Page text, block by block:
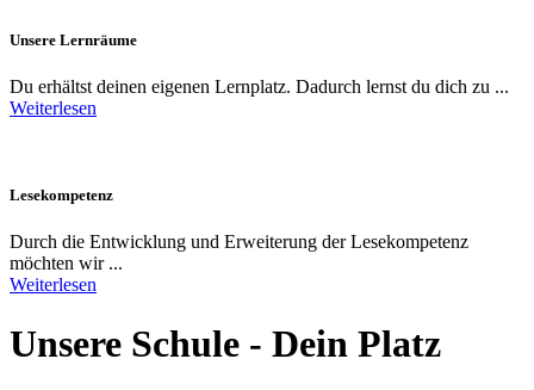
Unsere Lernräume
Du erhältst deinen eigenen Lernplatz. Dadurch lernst du dich zu ...
Weiterlesen
Lesekompetenz
Durch die Entwicklung und Erweiterung der Lesekompetenz
möchten wir ...
Weiterlesen
Unsere Schule - Dein Platz